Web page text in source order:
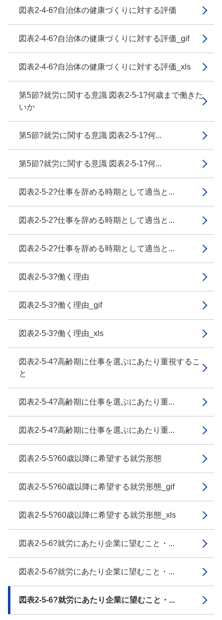
図表2-4-6?自治体の健康づくりに対する評価
図表2-4-6?自治体の健康づくりに対する評価_gif
図表2-4-6?自治体の健康づくりに対する評価_xls
第5節?就労に関する意識 図表2-5-1?何歳まで働きた
いか
第5節?就労に関する意識 図表2-5-1?何...
第5節?就労に関する意識 図表2-5-1?何...
図表2-5-2?仕事を辞める時期として適当と...
図表2-5-2?仕事を辞める時期として適当と...
図表2-5-2?仕事を辞める時期として適当と...
図表2-5-3?働く理由
図表2-5-3?働く理由_gif
図表2-5-3?働く理由_xls
図表2-5-4?高齢期に仕事を選ぶにあたり重視するこ
と
図表2-5-4?高齢期に仕事を選ぶにあたり重...
図表2-5-4?高齢期に仕事を選ぶにあたり重...
図表2-5-5?60歳以降に希望する就労形態
図表2-5-5?60歳以降に希望する就労形態_gif
図表2-5-5?60歳以降に希望する就労形態_xls
図表2-5-6?就労にあたり企業に望むこと・...
図表2-5-6?就労にあたり企業に望むこと・...
図表2-5-6?就労にあたり企業に望むこと・...